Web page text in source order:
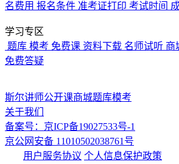
名费用 报名条件 准考证打印 考试时间
学习专区
题库 模考 免费课 资料下载 名师试听 商
免费答疑
斯尔讲师公开课商城题库模考
关于我们
备案号：京ICP备19027533号-1
京公网安备 11010502038761号
用户服务协议 个人信息保护政策